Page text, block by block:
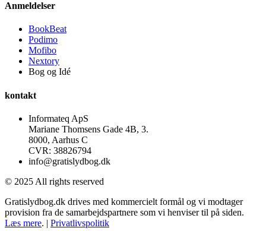
Anmeldelser
BookBeat
Podimo
Mofibo
Nextory
Bog og Idé
kontakt
Informateq ApS
Mariane Thomsens Gade 4B, 3.
8000, Aarhus C
CVR: 38826794
info@gratislydbog.dk
© 2025 All rights reserved
Gratislydbog.dk drives med kommercielt formål og vi modtager
provision fra de samarbejdspartnere som vi henviser til på siden.
Læs mere. | Privatlivspolitik